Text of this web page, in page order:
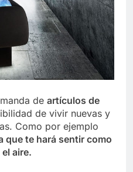
de artículos de
de vivir nuevas y
Como por ejemplo
que te hará sentir como
aire.